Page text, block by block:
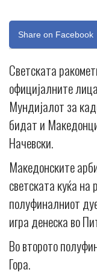
Share on Facebook
Светската
официјалните
Мундијалот за
бидат и
Начевски.
Македонските
светската куќа на
полуфиналниот
игра денеска во
Во второто
Гора.